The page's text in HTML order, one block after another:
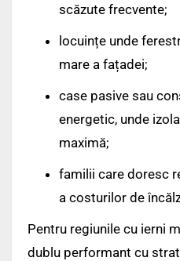
scăzute frecvente;
locuințe unde
mare a fațadei;
case pasive sau
energetic, unde
maximă;
familii care doresc
a costurilor de
Pentru regiunile cu ierni
dublu performant cu